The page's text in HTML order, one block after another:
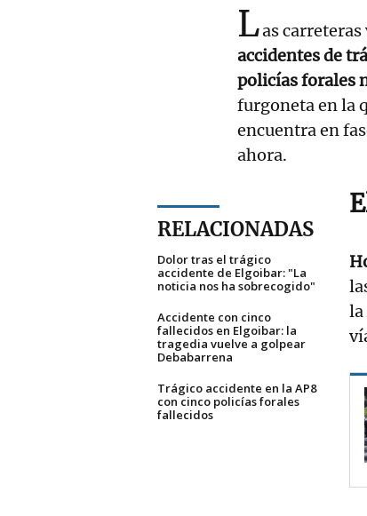
Las
accidentes de
policías forales
furgoneta en la
encuentra en
ahora.
RELACIONADAS
Dolor tras el trágico
accidente de Elgoibar: "La
noticia nos ha sobrecogido"
Accidente con cinco
fallecidos en Elgoibar: la
tragedia vuelve a golpear
Debabarrena
Trágico accidente en la AP8
con cinco policías forales
fallecidos
la